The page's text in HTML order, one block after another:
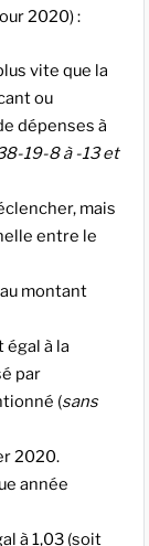
2020) :
vite que la
ou
dépenses à
19-8 à -13 et
mais
entre le
montant
à la
par
(sans
2020.
année
à 1,03 (soit